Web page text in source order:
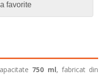
favorite
750 ml, fabricat din